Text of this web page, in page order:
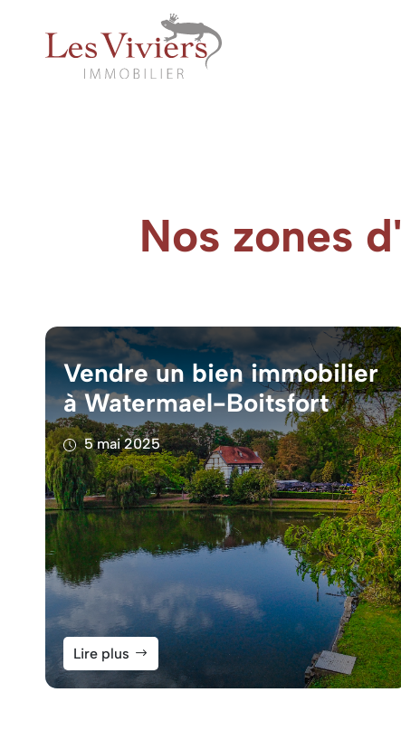
Nos zones
Vendre un bien immobilier
à Watermael-Boitsfort
5 mai 2025
Lire plus